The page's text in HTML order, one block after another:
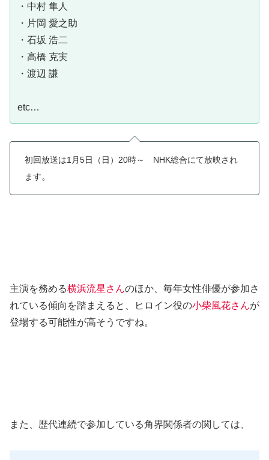
・中村 隼人
・片岡 愛之助
・石坂 浩二
・高橋 克実
・渡辺 謙
etc…
初回放送は1月5日（日）20時～ NHK総合にて放映され
ます。
主演を務める横浜流星さんのほか、毎年女性俳優が参加さ
れている傾向を踏まえると、ヒロイン役の小柴風花さんが
登場する可能性が高そうですね。
また、歴代連続で参加している角界関係者の関しては、